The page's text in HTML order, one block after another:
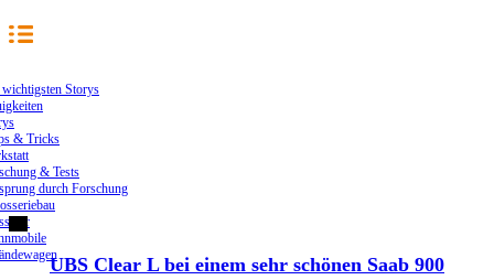
Storys
& Tricks
& Tests
durch Forschung
UBS Clear L bei einem sehr schönen Saab 900